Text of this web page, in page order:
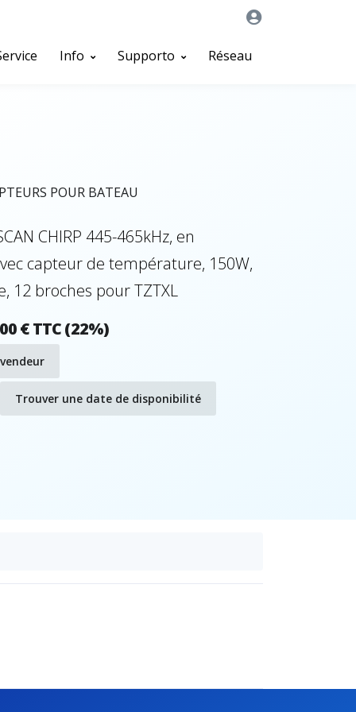
Info Supporto Réseau
POUR BATEAU
CHIRP 445-465kHz, en
capteur de température, 150W,
12 broches pour TZTXL
€ TTC (22%)
Trouver une date de disponibilité